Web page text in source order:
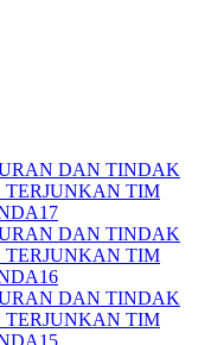
DAN TINDAK
TERJUNKAN TIM
DAN TINDAK
TERJUNKAN TIM
DAN TINDAK
TERJUNKAN TIM